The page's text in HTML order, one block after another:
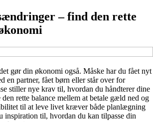
– find den rette
gør din økonomi også. Måske har du fået nyt
en partner, fået børn eller står over for
stiller nye krav til, hvordan du håndterer dine
rette balance mellem at betale gæld ned og
til at leve livet kræver både planlægning
inspiration til, hvordan du kan tilpasse din